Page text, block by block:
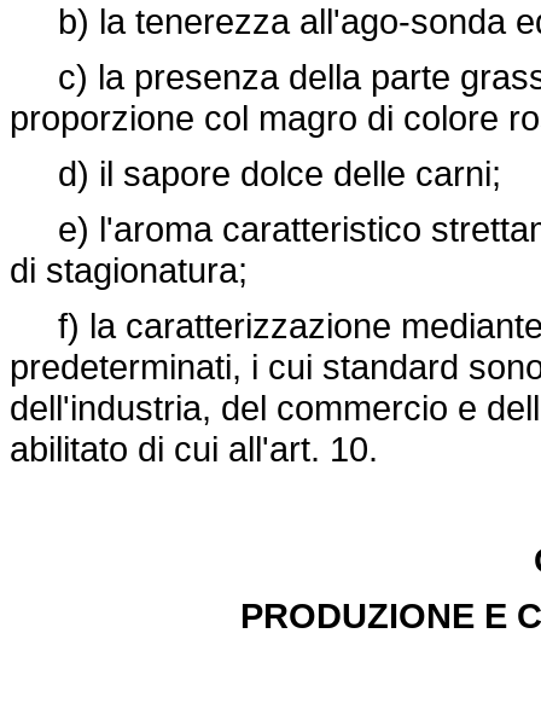
b) la tenerezza all'ago-sonda
c) la presenza della parte
proporzione col magro di colore
d) il sapore dolce delle carni;
e) l'aroma caratteristico
di stagionatura;
f) la caratterizzazione
predeterminati, i cui standard
dell'industria, del commercio e
abilitato di cui all'art. 10.
PRODUZIONE E